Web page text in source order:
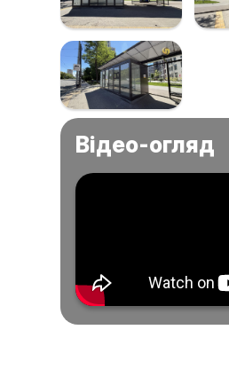
Відео-огляд